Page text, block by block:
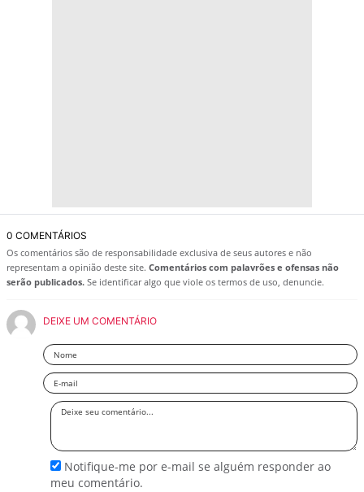
0 COMENTÁRIOS
Os comentários são de responsabilidade exclusiva de seus autores e não
representam a opinião deste site. Comentários com palavrões e ofensas não
serão publicados. Se identificar algo que viole os termos de uso, denuncie.
DEIXE UM COMENTÁRIO
Nome
Email
Deixe
Notifique-me por e-mail se alguém responder ao
meu comentário.